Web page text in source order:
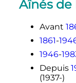
Aînés de
Avant
1861-
1946-
Depuis
(1937-)